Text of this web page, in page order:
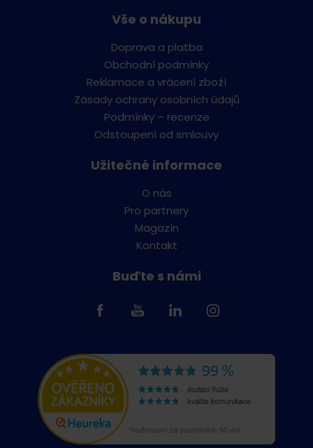
Vše o nákupu
Doprava a platba
Obchodní podmínky
Reklamace a vrácení zboží
Zásady ochrany osobních údajů
Podmínky – recenze
Odstoupení od smlouvy
Užitečné informace
O nás
Pro partnery
Magazín
Kontakt
Buďte s námi